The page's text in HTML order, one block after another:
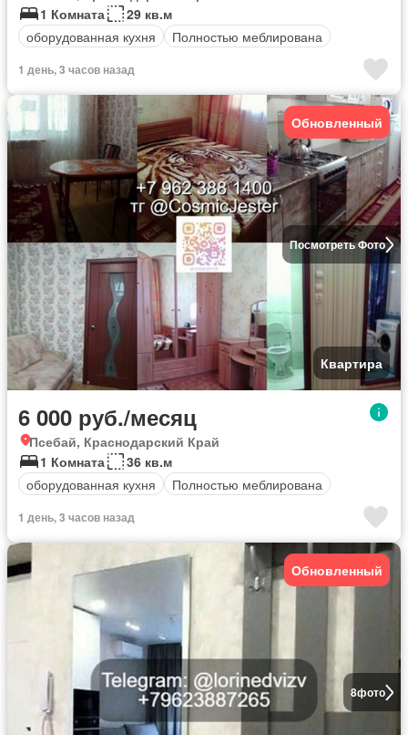
1 Комната
29 кв.м
оборудованная кухня
Полностью меблирована
1 день, 3 часов назад
Посмотреть Фото
Обновленный
Квартира
6 000 руб./месяц
Псебай, Краснодарский Край
1 Комната
36 кв.м
оборудованная кухня
Полностью меблирована
1 день, 3 часов назад
8фото
Обновленный